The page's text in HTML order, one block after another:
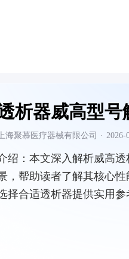
析器威高型号
海聚慕医疗器械有限公司 · 2026-
绍： 本文深入解析威高
，帮助读者了解其核心
择合适透析器提供实用参